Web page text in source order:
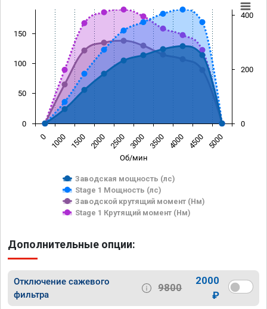
Об/мин
Заводская мощность (лс)
Stage 1 Мощность (лс)
Заводской крутящий момент (Нм)
Stage 1 Крутящий момент (Нм)
0 1000 1500 2000 2500 3000 3500 4000 4500 5000
0
50
100
150
0
200
400
Дополнительные опции:
Отключение сажевого
фильтра
9800
2000
₽